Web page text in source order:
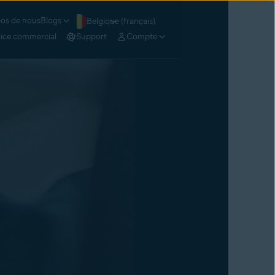
de nousBlogs
Belgique (français)
commercial
Support Compte